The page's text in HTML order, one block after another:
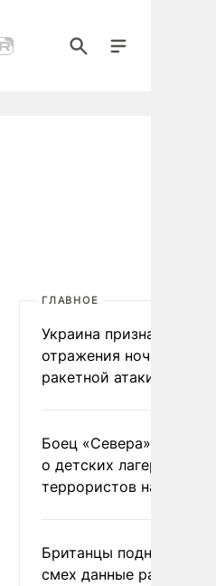
ГЛАВНОЕ
Украина признала
отражения ночной
ракетной атаки
Боец «Севера»
о детских лагерях
террористов на
Британцы подняли на
смех данные разведки